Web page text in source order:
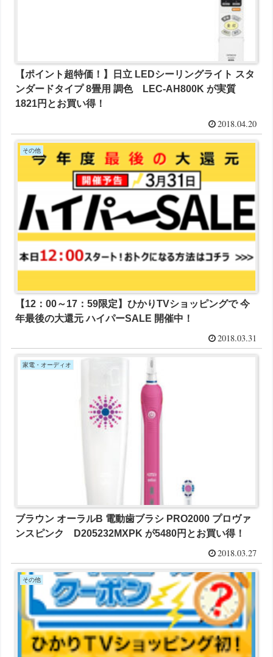
【ポイント超特価！】日立 LEDシーリングライト スタ
ンダードタイプ 8畳用 調色 LEC-AH800K が実質
1821円とお買い得！
2018.04.20
その他
【12：00～17：59限定】ひかりTVショッピングで 今
年最後の大還元 ハイパーSALE 開催中！
2018.03.31
家電・オーディオ
ブラウン オーラルB 電動歯ブラシ PRO2000 プロヴァ
ンスピンク D205232MXPK が5480円とお買い得！
2018.03.27
その他